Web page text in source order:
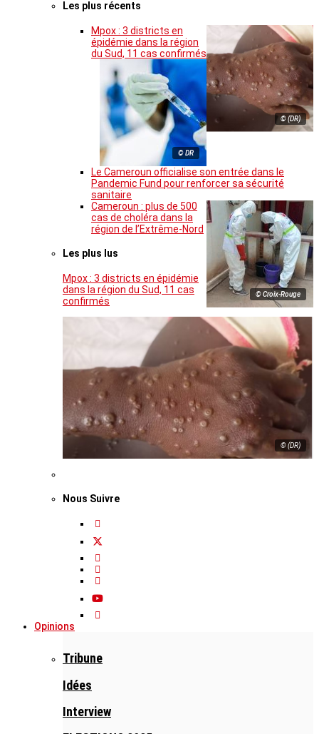
Les plus récents
© (DR)
Mpox : 3 districts en
épidémie dans la région
du Sud, 11 cas confirmés
© DR
Le Cameroun officialise son entrée dans le
Pandemic Fund pour renforcer sa sécurité
sanitaire
© Croix-Rouge
Cameroun : plus de 500
cas de choléra dans la
région de l’Extrême-Nord
Les plus lus
Mpox : 3 districts en épidémie
dans la région du Sud, 11 cas
confirmés
© (DR)
Nous Suivre
Opinions
Tribune
Idées
Interview